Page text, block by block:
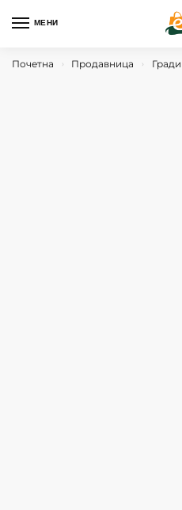
МЕНИ
Почетна › Продавница ›